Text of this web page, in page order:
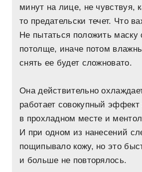
минут на лице, не чувствуя,
то предательски течет. Что
Не пытаться положить маску
потолще, иначе потом
снять ее будет сложновато.
Она действительно
работает совокупный эффект
в прохладном месте и
И при одном из нанесений
пощипывало кожу, но это
и больше не повторялось.